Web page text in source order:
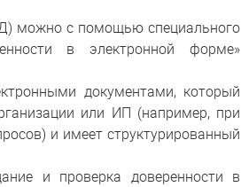
можно с помощью специального
в электронной форме»
документами, который
или ИП (например, при
и имеет структурированный
и проверка доверенности в